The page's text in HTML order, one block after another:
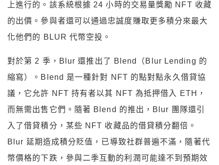
上進行的。該系統根據 24 小時的交易量獎勵 NFT 收藏
的出價。參與者還可以通過忠誠度賺取更多積分來最大
化他們的 BLUR 代幣空投。
對於第 2 季，Blur 還推出了 Blend（Blur Lending 的
縮寫）。Blend 是一種針對 NFT 的點對點永久借貸協
議，它允許 NFT 持有者以其 NFT 為抵押借入 ETH，
而無需出售它們。隨著 Blend 的推出，Blur 團隊還引
入了借貸積分，某些 NFT 收藏品的借貸積分翻倍。
Blur 延期造成積分貶值，已導致社群普遍不滿，隨著代
幣價格的下跌，參與二季互動的利潤可能達不到預期效